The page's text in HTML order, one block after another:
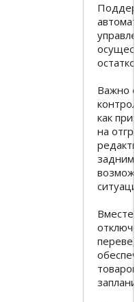
Важно
как
на